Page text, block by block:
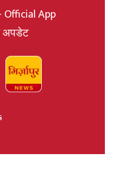
Official App
अपडेट